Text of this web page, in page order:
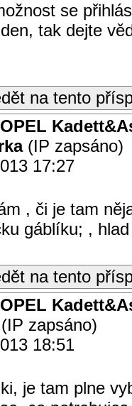
se
tak dejte
na tento
(IP zapsáno)
17:27
, či je tam
gáblíku; ,
na tento
(IP zapsáno)
18:51
je tam plne